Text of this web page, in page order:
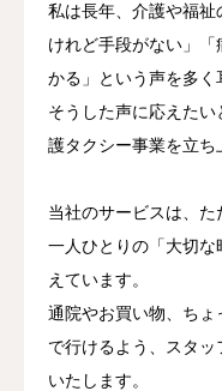
私は長年、介護や福
けれど手段がない」
かる」という声を多く
そうした声に応えた
護タクシー事業を立ち
当社のサービスは、
一人ひとりの「大切
えています。
通院やお買い物、ち
で行けるよう、スタッ
いたします。